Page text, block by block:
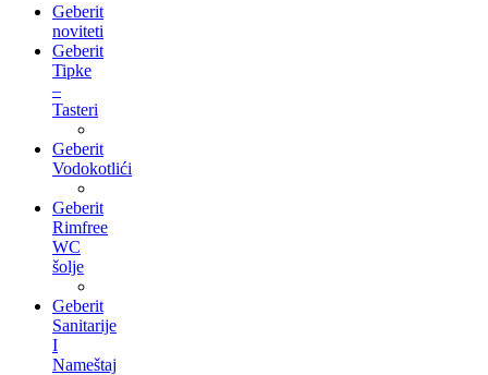
Geberit
noviteti
Geberit
Tipke
–
Tasteri
Geberit
Vodokotlići
Geberit
Rimfree
WC
šolje
Geberit
Sanitarije
I
Nameštaj